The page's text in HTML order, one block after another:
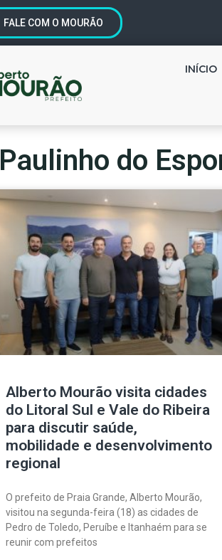
FALE COM O MOURÃO
INÍCIO
Paulinho do
Alberto Mourão visita cidades
do Litoral Sul e Vale do Ribeira
para discutir saúde,
mobilidade e desenvolvimento
regional
O prefeito de Praia Grande, Alberto Mourão,
visitou na segunda-feira (18) as cidades de
Pedro de Toledo, Peruíbe e Itanhaém para se
reunir com prefeitos